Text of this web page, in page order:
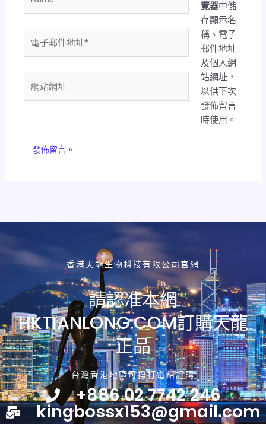
子
地
站
覽器中儲
存顯示名
稱、電子
郵件地址
及個人網
站網址，
以供下次
發佈留言
時使用。
香港天龍生物科技有限公司官網
請認准本網
HKTIANLONG.COM訂購天龍
正品
台灣香港地區可撥打電話訂購
+886 02 7742 246
kingbossx153@gmail.com